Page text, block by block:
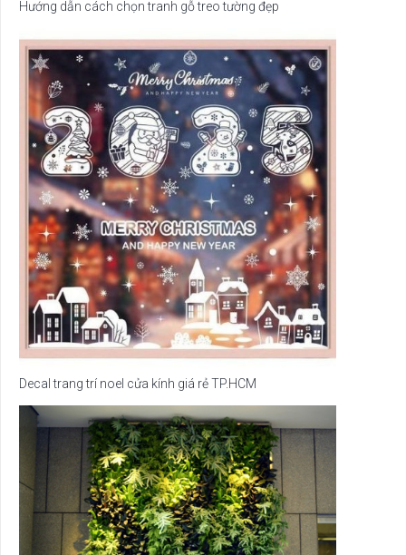
Hướng dẫn cách chọn tranh gỗ treo tường đẹp
Decal trang trí noel cửa kính giá rẻ TP.HCM